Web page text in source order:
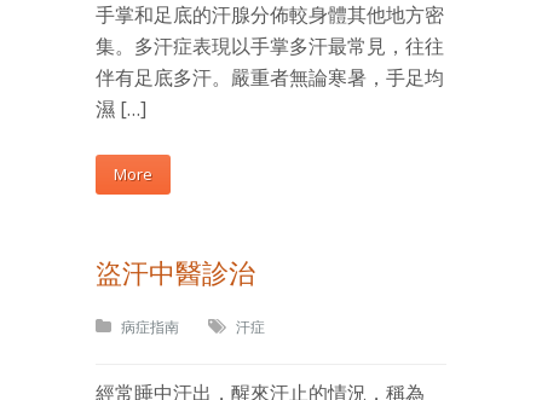
手掌和足底的汗腺分佈較身體其他地方密
集。多汗症表現以手掌多汗最常見，往往
伴有足底多汗。嚴重者無論寒暑，手足均
濕 […]
More
盜汗中醫診治
病症指南 汗症
經常睡中汗出，醒來汗止的情況，稱為